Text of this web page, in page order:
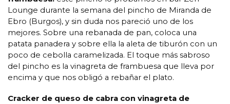
Lounge durante la semana del pincho de Miranda de
Ebro (Burgos), y sin duda nos pareció uno de los
mejores. Sobre una rebanada de pan, coloca una
patata panadera y sobre ella la aleta de tiburón con un
poco de cebolla caramelizada. El toque más sabroso
del pincho es la vinagreta de frambuesa que lleva por
encima y que nos obligó a rebañar el plato.
Cracker de queso de cabra con vinagreta de